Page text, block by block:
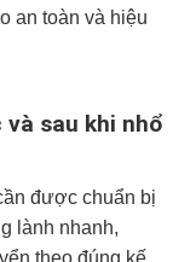
an toàn và hiệu
sau khi nhổ
được chuẩn bị
lành nhanh,